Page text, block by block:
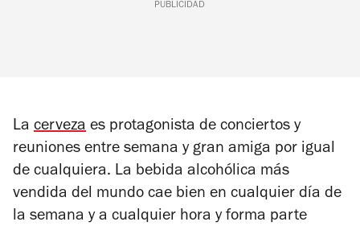
PUBLICIDAD
La cerveza es protagonista de conciertos y
reuniones entre semana y gran amiga por igual
de cualquiera. La bebida alcohólica más
vendida del mundo cae bien en cualquier día de
la semana y a cualquier hora y forma parte